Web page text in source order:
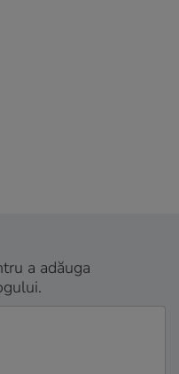
a adăuga